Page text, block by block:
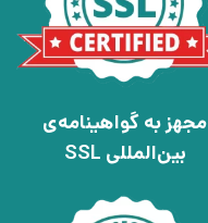
مجهز به گواهینامه‌ی
بین‌المللی SSL